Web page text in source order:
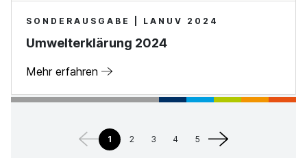
SONDERAUSGABE | LANUV 2024
Umwelterklärung 2024
Mehr erfahren
1 2 3 4 5